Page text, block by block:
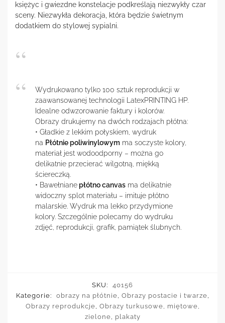
księżyc i gwiezdne konstelacje podkreślają niezwykły czar
sceny. Niezwykła dekoracja, która będzie świetnym
dodatkiem do stylowej sypialni.
Wydrukowano tylko 100 sztuk reprodukcji w
zaawansowanej technologii LatexPRINTING HP.
Idealne odwzorowanie faktury i kolorów.
Obrazy drukujemy na dwóch rodzajach płótna:
• Gładkie z lekkim połyskiem, wydruk
na Płótnie poliwinylowym ma soczyste kolory,
materiał jest wodoodporny – można go
delikatnie przecierać wilgotną, miękką
ściereczką.
• Bawełniane płótno canvas ma delikatnie
widoczny splot materiału – imituje płótno
malarskie. Wydruk ma lekko przydymione
kolory. Szczególnie polecamy do wydruku
zdjęć, reprodukcji, grafik, pamiątek ślubnych.
SKU:
40156
Kategorie:
obrazy na płótnie, Obrazy postacie i twarze,
Obrazy reprodukcje, Obrazy turkusowe, miętowe,
zielone, plakaty